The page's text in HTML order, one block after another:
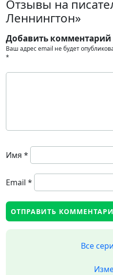
Отзывы на
Леннингтон»
Добавить комментарий
Ваш адрес email не будет
*
Имя *
Email *
Все